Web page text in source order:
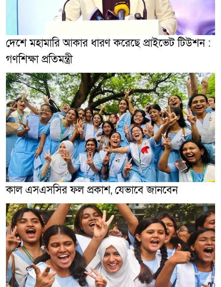
দেশে মহামারি আকার ধারণ করেছে প্রাইভেট টিউশন :
গণশিক্ষা প্রতিমন্ত্রী
কাল এসএসসির ফল প্রকাশ, যেভাবে জানবেন